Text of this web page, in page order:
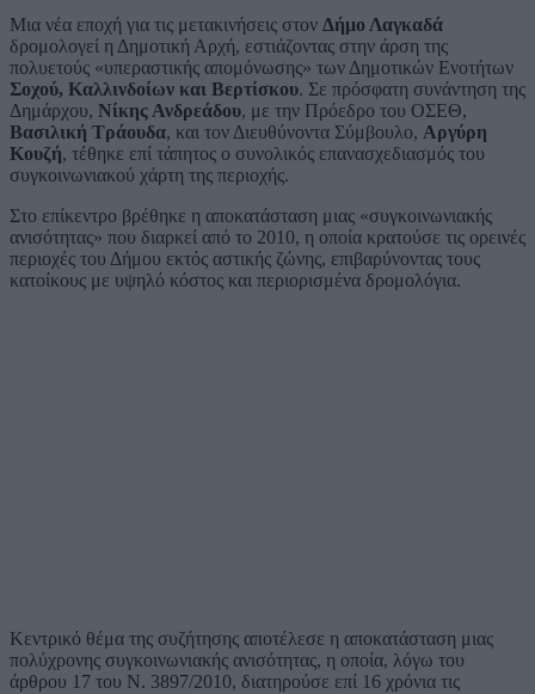
Μια νέα εποχή για τις μετακινήσεις στον Δήμο Λαγκαδά
δρομολογεί η Δημοτική Αρχή, εστιάζοντας στην άρση της
πολυετούς «υπεραστικής απομόνωσης» των Δημοτικών Ενοτήτων
Σοχού, Καλλινδοίων και Βερτίσκου. Σε πρόσφατη συνάντηση της
Δημάρχου, Νίκης Ανδρεάδου, με την Πρόεδρο του ΟΣΕΘ,
Βασιλική Τράουδα, και τον Διευθύνοντα Σύμβουλο, Αργύρη
Κουζή, τέθηκε επί τάπητος ο συνολικός επανασχεδιασμός του
συγκοινωνιακού χάρτη της περιοχής.
Στο επίκεντρο βρέθηκε η αποκατάσταση μιας «συγκοινωνιακής
ανισότητας» που διαρκεί από το 2010, η οποία κρατούσε τις ορεινές
περιοχές του Δήμου εκτός αστικής ζώνης, επιβαρύνοντας τους
κατοίκους με υψηλό κόστος και περιορισμένα δρομολόγια.
Κεντρικό θέμα της συζήτησης αποτέλεσε η αποκατάσταση μιας
πολύχρονης συγκοινωνιακής ανισότητας, η οποία, λόγω του
άρθρου 17 του Ν. 3897/2010, διατηρούσε επί 16 χρόνια τις